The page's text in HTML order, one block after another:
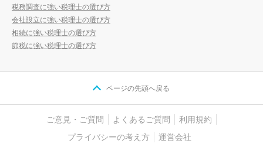
税務調査に強い税理士の選び方
会社設立に強い税理士の選び方
相続に強い税理士の選び方
節税に強い税理士の選び方
ページの先頭へ戻る
ご意見・ご質問 よくあるご質問
利用規約
プライバシーの考え方
運営会社